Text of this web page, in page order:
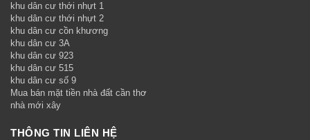
khu dân cư thới nhựt 1
khu dân cư thới nhựt 2
khu dân cư cồn khương
khu dân cư 3A
khu dân cư 923
khu dân cư 515
khu dân cư số 9
Mua bán mặt tiền nhà đất cần thơ
nhà mới xây
THÔNG TIN LIÊN HỆ